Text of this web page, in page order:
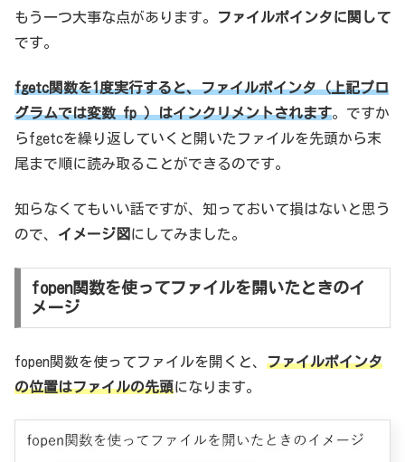
もう一つ大事な点があります。
ファイルポインタに関して
です。
fgetc関数を1度実行すると、ファイルポインタ（上記プロ
グラムでは変数 fp ）はインクリメントされます。ですか
らfgetcを繰り返していくと開いたファイルを先頭から末
尾まで順に読み取ることができるのです。
知らなくてもいい話ですが、知っておいて損はないと思う
ので、 イメージ図 にしてみました。
fopen関数を使ってファイルを開いたときのイ
メージ
fopen関数を使ってファイルを開くと、 ファイルポインタ
の位置はファイルの先頭になります。